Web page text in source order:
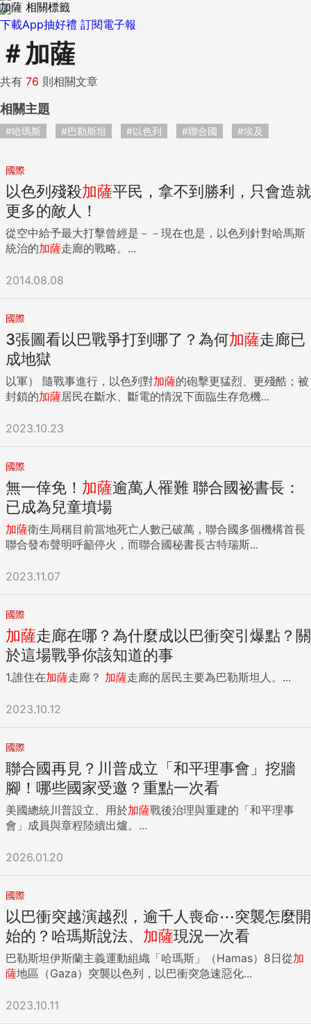
下載App抽好禮 訂閱電子報
加薩 相關標籤
＃ 加薩
共有 76 則相關文章
相關主題
#哈瑪斯 #巴勒斯坦 #以色列 #聯合國 #埃及
國際
以色列殘殺加薩平民，拿不到勝利，只會造就
更多的敵人！
從空中給予最大打擊曾經是－－現在也是，以色列針對哈馬斯
統治的加薩走廊的戰略。...
2014.08.08
國際
3張圖看以巴戰爭打到哪了？為何加薩走廊已
成地獄
以軍） 隨戰事進行，以色列對加薩的砲擊更猛烈、更殘酷；被
封鎖的加薩居民在斷水、斷電的情況下面臨生存危機...
2023.10.23
國際
無一倖免！ 加薩逾萬人罹難 聯合國祕書長：
已成為兒童墳場
加薩衛生局稱目前當地死亡人數已破萬，聯合國多個機構首長
聯合發布聲明呼籲停火，而聯合國秘書長古特瑞斯...
2023.11.07
國際
加薩走廊在哪？為什麼成以巴衝突引爆點？關
於這場戰爭你該知道的事
1.誰住在加薩走廊？ 加薩走廊的居民主要為巴勒斯坦人。...
2023.10.12
國際
聯合國再見？川普成立「和平理事會」挖牆
腳！哪些國家受邀？重點一次看
美國總統川普設立、用於加薩戰後治理與重建的「和平理事
會」成員與章程陸續出爐。...
2026.01.20
國際
以巴衝突越演越烈，逾千人喪命⋯突襲怎麼開
始的？哈瑪斯說法、 加薩現況一次看
巴勒斯坦伊斯蘭主義運動組織「哈瑪斯」（Hamas）8日從加
薩地區（Gaza）突襲以色列，以巴衝突急速惡化...
2023.10.11